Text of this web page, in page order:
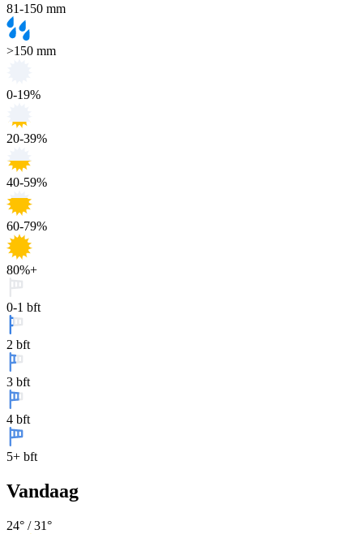
81-150 mm
>150 mm
0-19%
20-39%
40-59%
60-79%
80%+
0-1 bft
2 bft
3 bft
4 bft
5+ bft
Vandaag
24° /31°